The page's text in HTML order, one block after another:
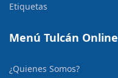
Etiquetas
Menú Tulcán Online
¿Quienes Somos?